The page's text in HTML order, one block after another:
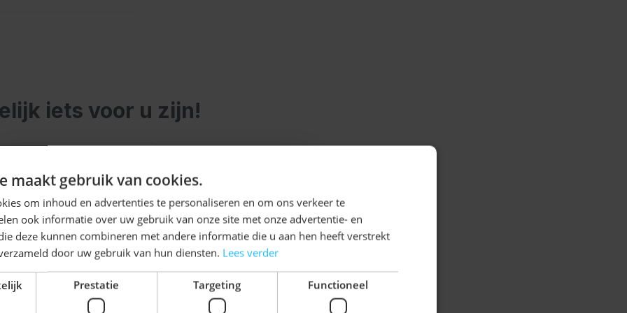
tot over de knieën
licht en
merk je dat de stof
model biedt extra
tijdens après-ski
broek
weer klaar voor het
iets voor u zijn!
met de tabtoets. U kunt de carrousel overslaan of direct naar de carrouselnavigatie gaan met de overslaan
maakt gebruik van cookies.
om inhoud en advertenties te personaliseren en om ons verkeer te
ook informatie over uw gebruik van onze site met onze advertentie- en
deze kunnen combineren met andere informatie die u aan hen heeft verstrekt
door uw gebruik van hun diensten. Lees verder
Prestatie Targeting Functioneel
Ontvang5%
KORTING!
Schrijf je nu in voor de nieuwsbrief en ontvang toegang
tot exclusieve kortingen!
Voor- en achternaam